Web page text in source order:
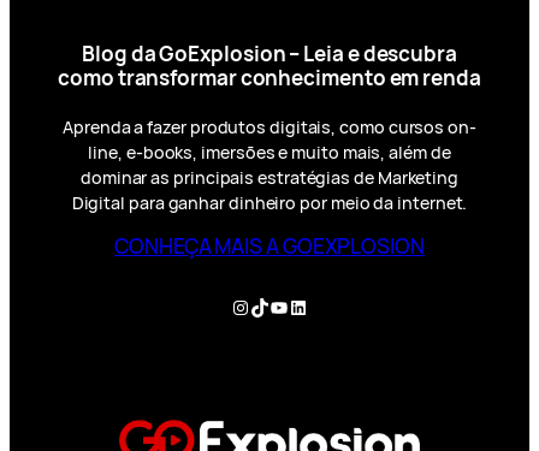
Blog da GoExplosion – Leia e descubra
como transformar conhecimento em renda
Aprenda a fazer produtos digitais, como cursos on-
line, e-books, imersões e muito mais, além de
dominar as principais estratégias de Marketing
Digital para ganhar dinheiro por meio da internet.
CONHEÇA MAIS A GOEXPLOSION
Instagram
TikTok
YouTube
LinkedIn